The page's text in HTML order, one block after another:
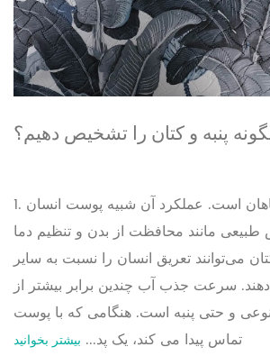
پنبه و کتان را تشخیص دهیم؟
1. کتان فیبر قشری گیاهان است. عملکرد آن شبیه پوست انسان
مانند محافظت از بدن و تنظیم دما
می‌توانند تعریق انسان را نسبت به سایر
سرعت جذب آب چندین برابر بیشتر از
و حتی پنبه است. هنگامی که با پوست
تماس پیدا می کند، یک پد... بیشتر بخوانید